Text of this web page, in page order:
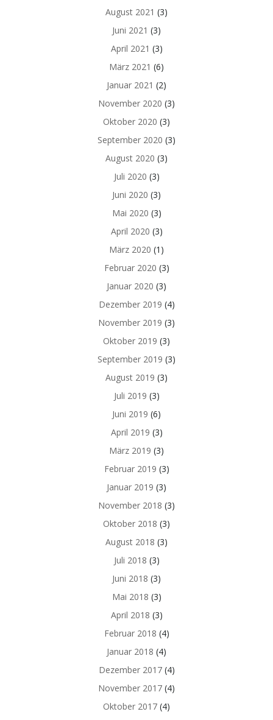
August 2021 (3)
Juni 2021 (3)
April 2021 (3)
März 2021 (6)
Januar 2021 (2)
November 2020 (3)
Oktober 2020 (3)
September 2020 (3)
August 2020 (3)
Juli 2020 (3)
Juni 2020 (3)
Mai 2020 (3)
April 2020 (3)
März 2020 (1)
Februar 2020 (3)
Januar 2020 (3)
Dezember 2019 (4)
November 2019 (3)
Oktober 2019 (3)
September 2019 (3)
August 2019 (3)
Juli 2019 (3)
Juni 2019 (6)
April 2019 (3)
März 2019 (3)
Februar 2019 (3)
Januar 2019 (3)
November 2018 (3)
Oktober 2018 (3)
August 2018 (3)
Juli 2018 (3)
Juni 2018 (3)
Mai 2018 (3)
April 2018 (3)
Februar 2018 (4)
Januar 2018 (4)
Dezember 2017(4)
November 2017 (4)
Oktober 2017 (4)